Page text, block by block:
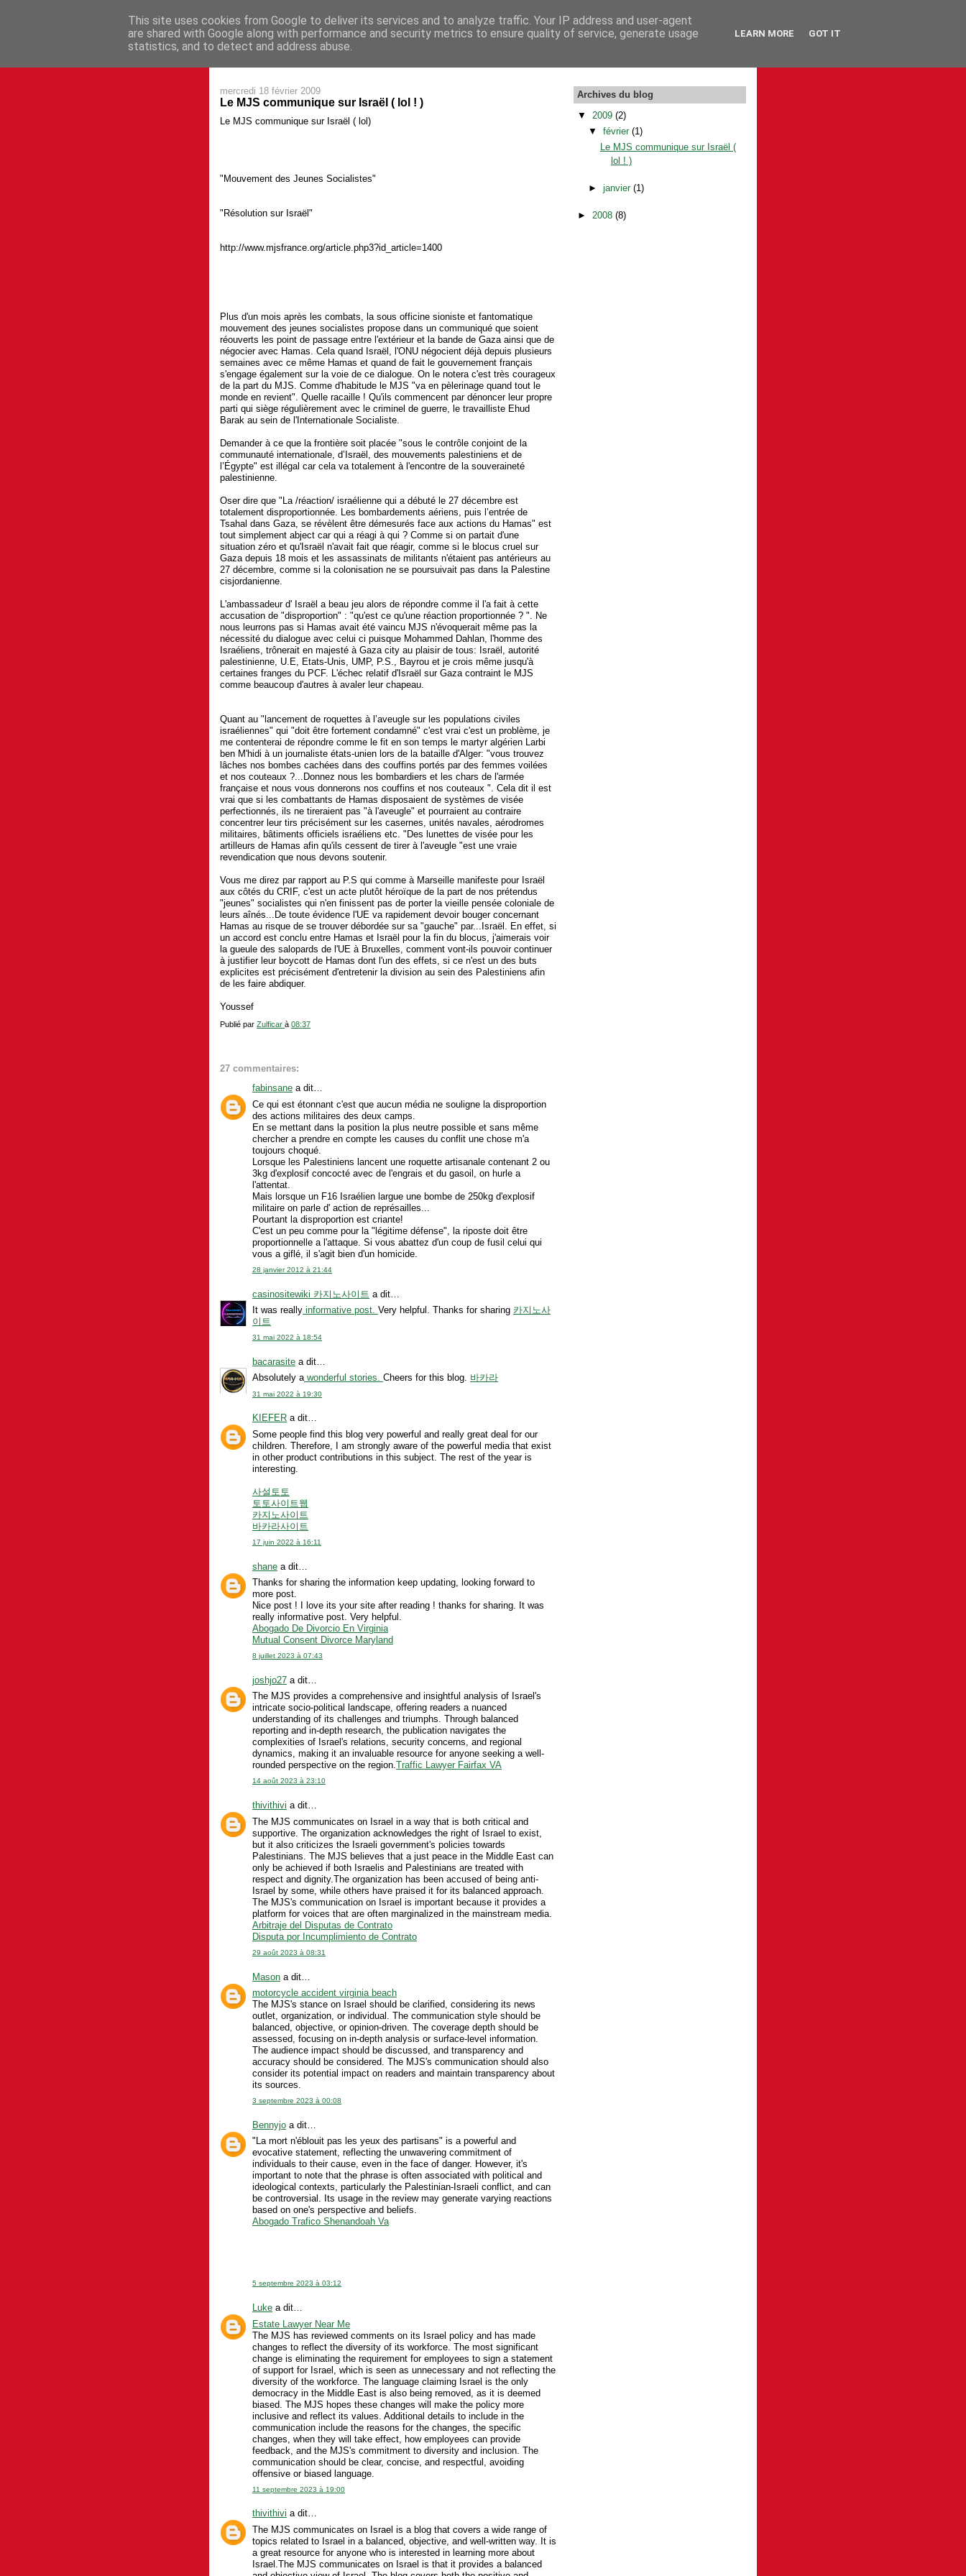
mercredi 18 février 2009
Le MJS communique sur Israël ( lol ! )
Le MJS communique sur Israël ( lol)
"Mouvement des Jeunes Socialistes"
"Résolution sur Israël"
http://www.mjsfrance.org/article.php3?id_article=1400
Plus d'un mois après les combats, la sous officine sioniste et fantomatique
mouvement des jeunes socialistes propose dans un communiqué que soient
réouverts les point de passage entre l'extérieur et la bande de Gaza ainsi que de
négocier avec Hamas. Cela quand Israël, l'ONU négocient déjà depuis plusieurs
semaines avec ce même Hamas et quand de fait le gouvernement français
s'engage également sur la voie de ce dialogue. On le notera c'est très courageux
de la part du MJS. Comme d'habitude le MJS "va en pèlerinage quand tout le
monde en revient". Quelle racaille ! Qu'ils commencent par dénoncer leur propre
parti qui siège régulièrement avec le criminel de guerre, le travailliste Ehud
Barak au sein de l'Internationale Socialiste.
Demander à ce que la frontière soit placée "sous le contrôle conjoint de la
communauté internationale, d’Israël, des mouvements palestiniens et de
l’Égypte" est illégal car cela va totalement à l'encontre de la souveraineté
palestinienne.
Oser dire que "La /réaction/ israélienne qui a débuté le 27 décembre est
totalement disproportionnée. Les bombardements aériens, puis l’entrée de
Tsahal dans Gaza, se révèlent être démesurés face aux actions du Hamas" est
tout simplement abject car qui a réagi à qui ? Comme si on partait d'une
situation zéro et qu'Israël n'avait fait que réagir, comme si le blocus cruel sur
Gaza depuis 18 mois et les assassinats de militants n'étaient pas antérieurs au
27 décembre, comme si la colonisation ne se poursuivait pas dans la Palestine
cisjordanienne.
L'ambassadeur d' Israël a beau jeu alors de répondre comme il l'a fait à cette
accusation de "disproportion" : "qu'est ce qu'une réaction proportionnée ? ". Ne
nous leurrons pas si Hamas avait été vaincu MJS n'évoquerait même pas la
nécessité du dialogue avec celui ci puisque Mohammed Dahlan, l'homme des
Israéliens, trônerait en majesté à Gaza city au plaisir de tous: Israël, autorité
palestinienne, U.E, Etats-Unis, UMP, P.S., Bayrou et je crois même jusqu'à
certaines franges du PCF. L'échec relatif d'Israël sur Gaza contraint le MJS
comme beaucoup d'autres à avaler leur chapeau.
Quant au "lancement de roquettes à l’aveugle sur les populations civiles
israéliennes" qui "doit être fortement condamné" c'est vrai c'est un problème, je
me contenterai de répondre comme le fit en son temps le martyr algérien Larbi
ben M'hidi à un journaliste états-unien lors de la bataille d'Alger: "vous trouvez
lâches nos bombes cachées dans des couffins portés par des femmes voilées
et nos couteaux ?...Donnez nous les bombardiers et les chars de l'armée
française et nous vous donnerons nos couffins et nos couteaux ". Cela dit il est
vrai que si les combattants de Hamas disposaient de systèmes de visée
perfectionnés, ils ne tireraient pas "à l'aveugle" et pourraient au contraire
concentrer leur tirs précisément sur les casernes, unités navales, aérodromes
militaires, bâtiments officiels israéliens etc. "Des lunettes de visée pour les
artilleurs de Hamas afin qu'ils cessent de tirer à l'aveugle "est une vraie
revendication que nous devons soutenir.
Vous me direz par rapport au P.S qui comme à Marseille manifeste pour Israël
aux côtés du CRIF, c'est un acte plutôt héroïque de la part de nos prétendus
"jeunes" socialistes qui n'en finissent pas de porter la vieille pensée coloniale de
leurs aînés...De toute évidence l'UE va rapidement devoir bouger concernant
Hamas au risque de se trouver débordée sur sa "gauche" par...Israël. En effet, si
un accord est conclu entre Hamas et Israël pour la fin du blocus, j'aimerais voir
la gueule des salopards de l'UE à Bruxelles, comment vont-ils pouvoir continuer
à justifier leur boycott de Hamas dont l'un des effets, si ce n'est un des buts
explicites est précisément d'entretenir la division au sein des Palestiniens afin
de les faire abdiquer.
Youssef
Publié par Zulficar à 08:37
27 commentaires:
fabinsane a dit…
Ce qui est étonnant c'est que aucun média ne souligne la disproportion
des actions militaires des deux camps.
En se mettant dans la position la plus neutre possible et sans même
chercher a prendre en compte les causes du conflit une chose m'a
toujours choqué.
Lorsque les Palestiniens lancent une roquette artisanale contenant 2 ou
3kg d'explosif concocté avec de l'engrais et du gasoil, on hurle a
l'attentat.
Mais lorsque un F16 Israélien largue une bombe de 250kg d'explosif
militaire on parle d' action de représailles...
Pourtant la disproportion est criante!
C'est un peu comme pour la "légitime défense", la riposte doit être
proportionnelle a l'attaque. Si vous abattez d'un coup de fusil celui qui
vous a giflé, il s'agit bien d'un homicide.
28 janvier 2012 à 21:44
casinositewiki 카지노사이트 a dit…
It was really informative post. Very helpful. Thanks for sharing 카지노사
이트
31 mai 2022 à 18:54
bacarasite a dit…
Absolutely awonderful stories. Cheers for this blog. 바카라
31 mai 2022 à 19:30
KIEFER a dit…
Some people find this blog very powerful and really great deal for our
children. Therefore, I am strongly aware of the powerful media that exist
in other product contributions in this subject. The rest of the year is
interesting.
사설토토
토토사이트웹
카지노사이트
바카라사이트
17 juin 2022 à 16:11
shane a dit…
Thanks for sharing the information keep updating, looking forward to
more post.
Nice post ! I love its your site after reading ! thanks for sharing. It was
really informative post. Very helpful.
Abogado De Divorcio En Virginia
Mutual Consent Divorce Maryland
8 juillet 2023 à 07:43
joshjo27 a dit…
The MJS provides a comprehensive and insightful analysis of Israel's
intricate socio-political landscape, offering readers a nuanced
understanding of its challenges and triumphs. Through balanced
reporting and in-depth research, the publication navigates the
complexities of Israel's relations, security concerns, and regional
dynamics, making it an invaluable resource for anyone seeking a well-
rounded perspective on the region.Traffic Lawyer Fairfax VA
14 août 2023 à 23:10
thivithivi a dit…
The MJS communicates on Israel in a way that is both critical and
supportive. The organization acknowledges the right of Israel to exist,
but it also criticizes the Israeli government's policies towards
Palestinians. The MJS believes that a just peace in the Middle East can
only be achieved if both Israelis and Palestinians are treated with
respect and dignity.The organization has been accused of being anti-
Israel by some, while others have praised it for its balanced approach.
The MJS's communication on Israel is important because it provides a
platform for voices that are often marginalized in the mainstream media.
Arbitraje del Disputas de Contrato
Disputa por Incumplimiento de Contrato
29 août 2023 à 08:31
Mason a dit…
motorcycle accident virginia beach
The MJS's stance on Israel should be clarified, considering its news
outlet, organization, or individual. The communication style should be
balanced, objective, or opinion-driven. The coverage depth should be
assessed, focusing on in-depth analysis or surface-level information.
The audience impact should be discussed, and transparency and
accuracy should be considered. The MJS's communication should also
consider its potential impact on readers and maintain transparency about
its sources.
3 septembre 2023 à 00:08
Bennyjo a dit…
"La mort n'éblouit pas les yeux des partisans" is a powerful and
evocative statement, reflecting the unwavering commitment of
individuals to their cause, even in the face of danger. However, it's
important to note that the phrase is often associated with political and
ideological contexts, particularly the Palestinian-Israeli conflict, and can
be controversial. Its usage in the review may generate varying reactions
based on one's perspective and beliefs.
Abogado Trafico Shenandoah Va
5 septembre 2023 à 03:12
Luke a dit…
Estate Lawyer Near Me
The MJS has reviewed comments on its Israel policy and has made
changes to reflect the diversity of its workforce. The most significant
change is eliminating the requirement for employees to sign a statement
of support for Israel, which is seen as unnecessary and not reflecting the
diversity of the workforce. The language claiming Israel is the only
democracy in the Middle East is also being removed, as it is deemed
biased. The MJS hopes these changes will make the policy more
inclusive and reflect its values. Additional details to include in the
communication include the reasons for the changes, the specific
changes, when they will take effect, how employees can provide
feedback, and the MJS's commitment to diversity and inclusion. The
communication should be clear, concise, and respectful, avoiding
offensive or biased language.
11 septembre 2023 à 19:00
thivithivi a dit…
The MJS communicates on Israel is a blog that covers a wide range of
topics related to Israel in a balanced, objective, and well-written way. It is
a great resource for anyone who is interested in learning more about
Israel.The MJS communicates on Israel is that it provides a balanced
Archives du blog
▼ 2009 (2)
▼février(1)
Le MJS communique sur Israël (
lol ! )
►janvier(1)
► 2008 (8)
This site uses cookies from Google to deliver its services and to analyze traffic. Your IP address and user-agent
are shared with Google along with performance and security metrics to ensure quality of service, generate usage
statistics, and to detect and address abuse.
LEARN MORE GOT IT